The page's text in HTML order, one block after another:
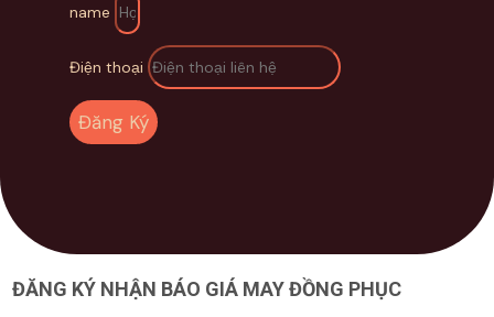
name
Điện thoại
Đăng Ký
ĐĂNG KÝ NHẬN BÁO GIÁ MAY ĐỒNG PHỤC